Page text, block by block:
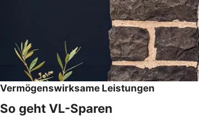
Vermögenswirksame Leistungen
So geht VL-Sparen